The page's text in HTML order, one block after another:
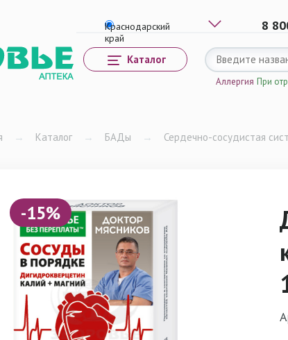
8
Каталог
Аллергия При
→ Каталог → БАДы → Сердечно-сосудистая
-15%